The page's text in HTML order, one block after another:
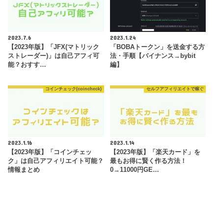
2023.7.6
【2023年版】「JFX(マトリック
ストレーダー)」は自己アフィ可
能？おすす…
2023.1.24
「BOBAトークン」を送金する方
法・手順【バイナンス→bybit
編】
コインチェック(coincheck)
2023.1.16
【2023年版】「コインチェッ
ク」は自己アフィリエイト可能？
情報まとめ
セルフアフィリエイトで稼ぐ
2023.1.14
【2023年版】「楽天カード」を
最もお得に賢く作る方法！
0→11000円GE…